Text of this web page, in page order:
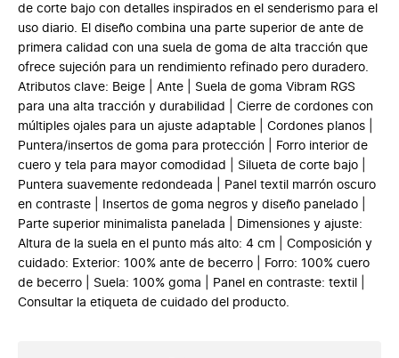
de corte bajo con detalles inspirados en el senderismo para el
uso diario. El diseño combina una parte superior de ante de
primera calidad con una suela de goma de alta tracción que
ofrece sujeción para un rendimiento refinado pero duradero.
Atributos clave: Beige | Ante | Suela de goma Vibram RGS
para una alta tracción y durabilidad | Cierre de cordones con
múltiples ojales para un ajuste adaptable | Cordones planos |
Puntera/insertos de goma para protección | Forro interior de
cuero y tela para mayor comodidad | Silueta de corte bajo |
Puntera suavemente redondeada | Panel textil marrón oscuro
en contraste | Insertos de goma negros y diseño panelado |
Parte superior minimalista panelada | Dimensiones y ajuste:
Altura de la suela en el punto más alto: 4 cm | Composición y
cuidado: Exterior: 100% ante de becerro | Forro: 100% cuero
de becerro | Suela: 100% goma | Panel en contraste: textil |
Consultar la etiqueta de cuidado del producto.